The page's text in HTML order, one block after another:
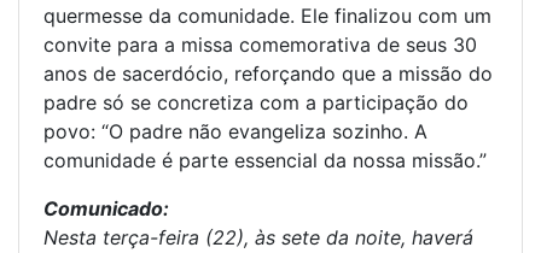
quermesse da comunidade. Ele finalizou com um
convite para a missa comemorativa de seus 30
anos de sacerdócio, reforçando que a missão do
padre só se concretiza com a participação do
povo: “O padre não evangeliza sozinho. A
comunidade é parte essencial da nossa missão.”
Comunicado:
Nesta terça-feira (22), às sete da noite, haverá